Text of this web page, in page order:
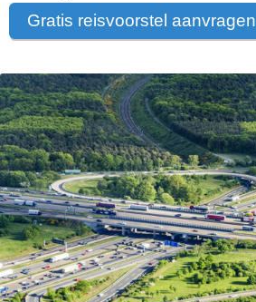
gratis reisvoorstel aanvragen